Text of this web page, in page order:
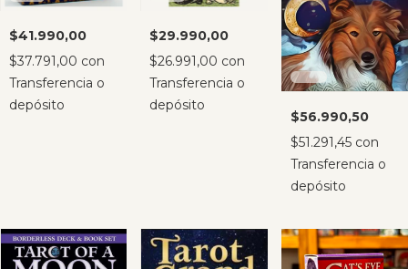
$41.990,00
$37.791,00 con
Transferencia o
depósito
$29.990,00
$26.991,00 con
Transferencia o
depósito
$56.990,50
$51.291,45 con
Transferencia o
depósito